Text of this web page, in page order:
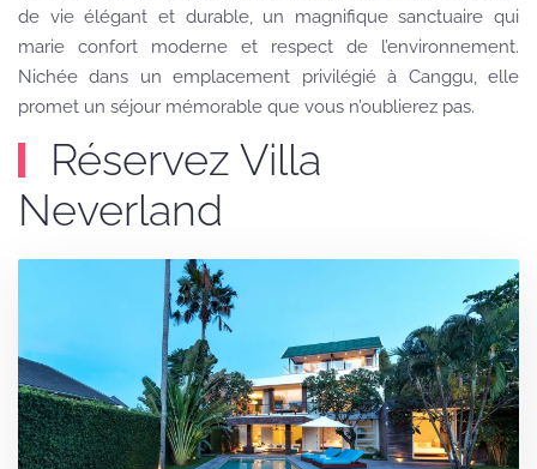
de vie élégant et durable, un magnifique sanctuaire qui
marie confort moderne et respect de l’environnement.
Nichée dans un emplacement privilégié à Canggu, elle
promet un séjour mémorable que vous n’oublierez pas.
Réservez Villa
Neverland